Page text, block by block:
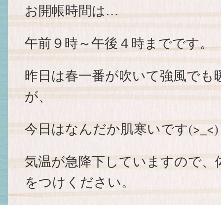
お開帳時間は…
午前９時～午後４時までです。
昨日は春一番が吹いて強風でも
が、
今日はなんだか肌寒いです(>_<)
気温が急降下していますので、
をつけください。